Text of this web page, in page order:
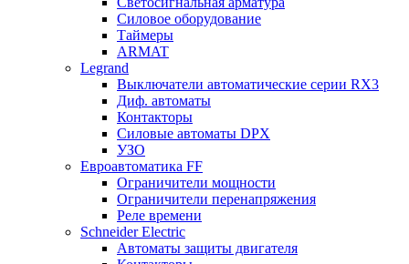
Силовое оборудование
Таймеры
ARMAT
Legrand
Выключатели автоматические серии RX3
Диф. автоматы
Контакторы
Силовые автоматы DPX
УЗО
Евроавтоматика FF
Ограничители мощности
Ограничители перенапряжения
Реле времени
Schneider Electric
Автоматы защиты двигателя